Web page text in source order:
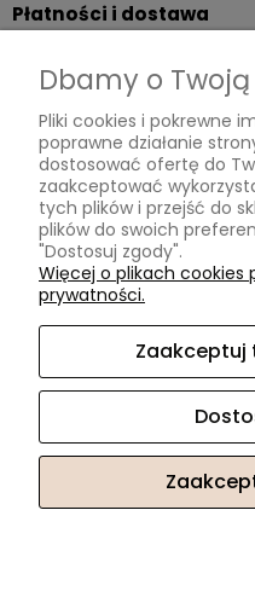
Płatności i dostawa
Czas i koszty dostawy
Czas realizacji zamówienia
Informacje
Współpraca B2B
Polityka prywatności
O nas
Certyfikaty
Dbamy o
Pliki cookies i pokrewne
poprawne działanie
dostosować ofertę do
zaakceptować
tych plików i przejść do
plików do swoich
"Dostosuj zgody".
Więcej o plikach cookies
prywatności.
Zaakceptuj
Zapisz się do
rabat 5% na
Twój adres e-mail
Odbieram rabat!